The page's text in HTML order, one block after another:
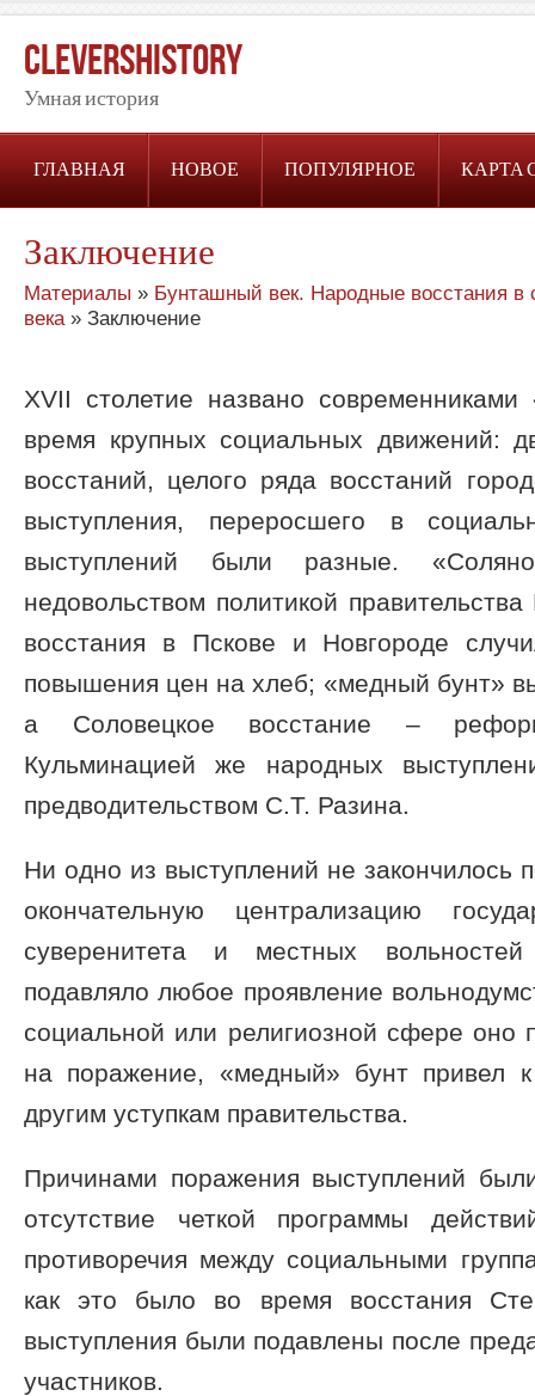
CleversHistory
Умная история
ГЛАВНАЯ НОВОЕ ПОПУЛЯРНОЕ КАРТА
Заключение
Материалы » Бунташный век. Народные восстания в
века» Заключение
XVII столетие названо
время крупных социальных движений:
восстаний, целого ряда восстаний
выступления, переросшего в
выступлений были разные.
недовольством политикой
восстания в Пскове и Новгороде
повышения цен на хлеб; «медный бунт»
а Соловецкое восстание –
Кульминацией же народных
предводительством С.Т. Разина.
Ни одно из выступлений не закончилось
окончательную централизацию
суверенитета и местных вольностей
подавляло любое проявление
социальной или религиозной сфере оно
на поражение, «медный» бунт привел
другим уступкам правительства.
Причинами поражения выступлений
отсутствие четкой программы
противоречия между социальными
как это было во время восстания
выступления были подавлены после
участников.